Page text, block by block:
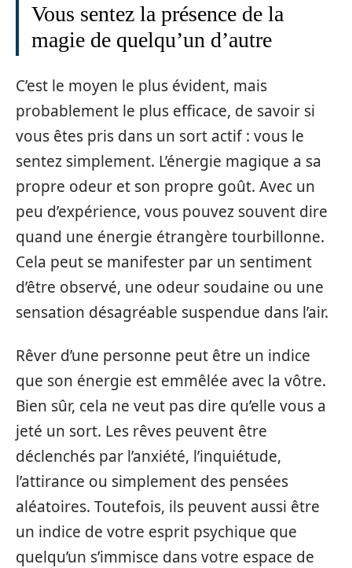
Vous sentez la présence de la
magie de quelqu’un d’autre
C’est le moyen le plus évident, mais
probablement le plus efficace, de savoir si
vous êtes pris dans un sort actif : vous le
sentez simplement. L’énergie magique a sa
propre odeur et son propre goût. Avec un
peu d’expérience, vous pouvez souvent dire
quand une énergie étrangère tourbillonne.
Cela peut se manifester par un sentiment
d’être observé, une odeur soudaine ou une
sensation désagréable suspendue dans l’air.
Rêver d’une personne peut être un indice
que son énergie est emmêlée avec la vôtre.
Bien sûr, cela ne veut pas dire qu’elle vous a
jeté un sort. Les rêves peuvent être
déclenchés par l’anxiété, l’inquiétude,
l’attirance ou simplement des pensées
aléatoires. Toutefois, ils peuvent aussi être
un indice de votre esprit psychique que
quelqu’un s’immisce dans votre espace de